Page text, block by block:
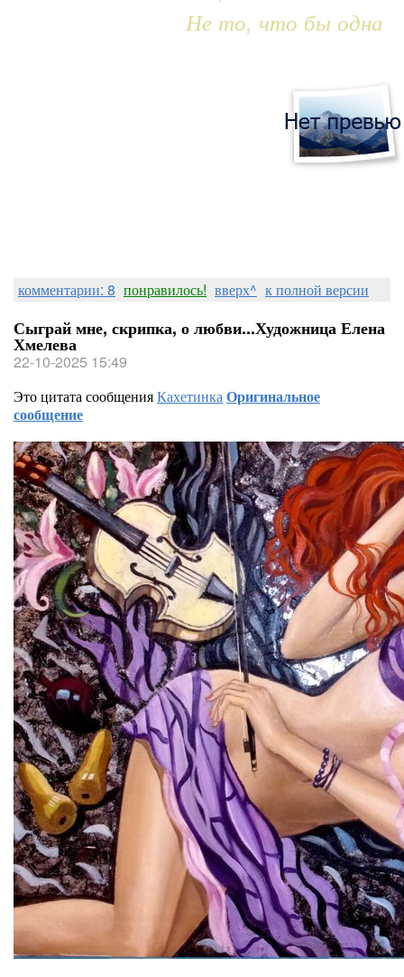
Не то, что бы одна
комментарии: 8 понравилось! вверх^ к полной версии
Сыграй мне, скрипка, о любви...Художница Елена
Хмелева
22-10-2025 15:49
Это цитата сообщенияКахетинкаОригинальное
сообщение